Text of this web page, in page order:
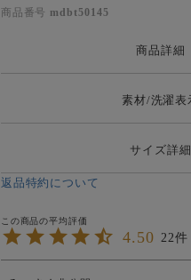
商品番号 mdbt50145
商品詳細
素材/洗濯表
サイズ詳細
返品特約について
4.50 22